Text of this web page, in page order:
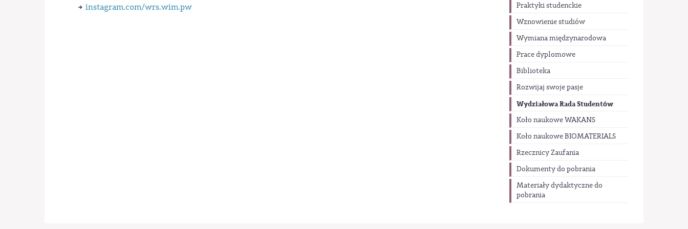
Praktyki studenckie
Wznowienie studiów
Wymiana międzynarodowa
Prace dyplomowe
Biblioteka
Rozwijaj swoje pasje
Wydziałowa Rada Studentów
Koło naukowe WAKANS
Koło naukowe BIOMATERIALS
Rzecznicy Zaufania
Dokumenty do pobrania
Materiały dydaktyczne do
pobrania
instagram.com/wrs.wim.pw